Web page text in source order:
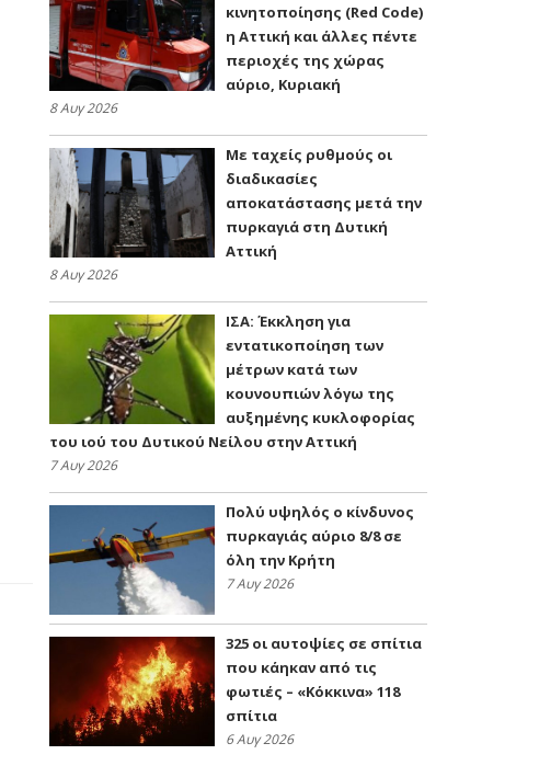
κινητοποίησης (Red Code)
η Αττική και άλλες πέντε
περιοχές της χώρας
αύριο, Κυριακή
8 Αυγ 2026
Με ταχείς ρυθμούς οι
διαδικασίες
αποκατάστασης μετά την
πυρκαγιά στη Δυτική
Αττική
8 Αυγ 2026
ΙΣΑ: Έκκληση για
εντατικοποίηση των
μέτρων κατά των
κουνουπιών λόγω της
αυξημένης κυκλοφορίας
του ιού του Δυτικού Νείλου στην Αττική
7 Αυγ 2026
Πολύ υψηλός ο κίνδυνος
πυρκαγιάς αύριο 8/8 σε
όλη την Κρήτη
7 Αυγ 2026
325 οι αυτοψίες σε σπίτια
που κάηκαν από τις
φωτιές – «Κόκκινα» 118
σπίτια
6 Αυγ 2026